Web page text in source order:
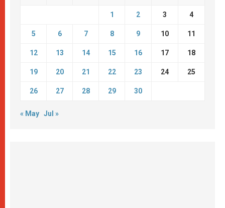
1 2 3 4
5 6 7 8 9 10 11
12 13 14 15 16 17 18
19 20 21 22 23 24 25
26 27 28 29 30
« May Jul »